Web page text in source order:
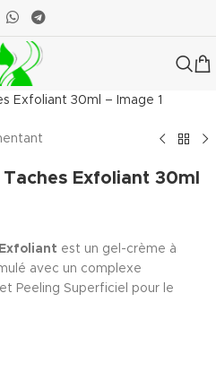
Exfoliant 30ml
est un gel-crème à
avec un complexe
Peeling Superficiel pour le